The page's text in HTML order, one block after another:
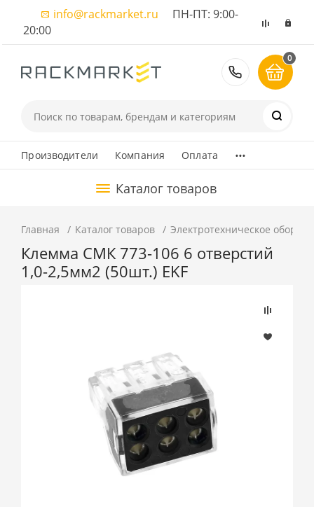
info@rackmarket.ru ПН-ПТ: 9:00-
20:00
8 (495)
0
Производители Компания Оплата ...
Каталог товаров
Главная Каталог товаров Электротехническое
Клемма СМК 773-106 6 отверстий
1,0-2,5мм2 (50шт.) EKF